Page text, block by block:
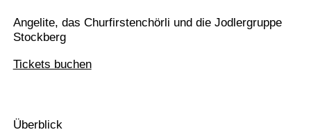
Angelite, das Churfirstenchörli und die Jodlergruppe
Stockberg
Tickets buchen
Überblick